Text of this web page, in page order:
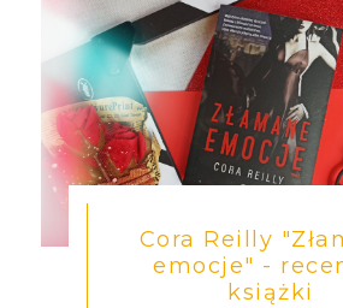
Cora Reilly
emocje" -
książki